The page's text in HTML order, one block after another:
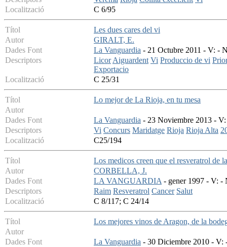
Localització
C 6/95
Títol
Les dues cares del vi
Autor
GIRALT, E.
Dades Font
La Vanguardia - 21 Octubre 2011 - V: -
Descriptors
LicorAiguardent Vi Produccio de vi
Exportacio
Localització
C 25/31
Títol
Lo mejor de La Rioja, en tu mesa
Autor
Dades Font
La Vanguardia - 23 Noviembre 2013 -
Descriptors
Vi Concurs Maridatge Rioja Rioja Alta
Localització
C25/194
Títol
Los medicos creen que el resveratrol de
Autor
CORBELLA, J.
Dades Font
LA VANGUARDIA- gener 1997 - V: -
Descriptors
Raim Resveratrol Cancer Salut
Localització
C 8/117; C 24/14
Títol
Los mejores vinos de Aragon, de la
Autor
Dades Font
La Vanguardia - 30 Diciembre 2010 - V: